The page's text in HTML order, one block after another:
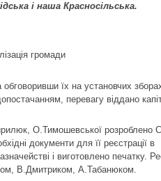
і наша Красносільська.
громади
їх на установчих
перевагу віддано
О.Тимошевської розроблено
документи для її реєстрації в
і виготовлено печатку.
В.Дмитриком, А.Табанюком.